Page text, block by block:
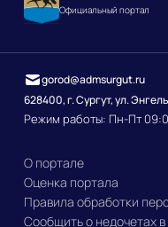
Официальный портал
628400, г. Сургут, ул.
Режим работы: Пн-Пт
gorod@admsurgut.ru
О портале
Оценка портала
Правила обработки
Сообщить о недочетах